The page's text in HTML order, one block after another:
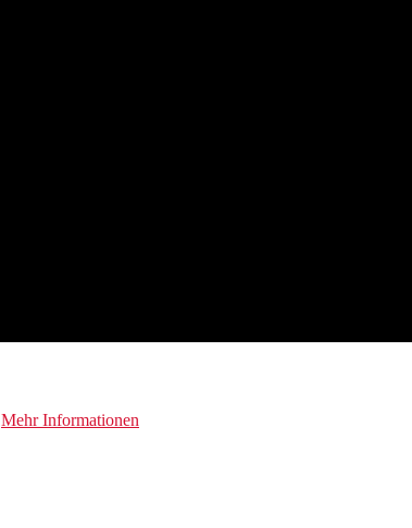
Mehr Informationen